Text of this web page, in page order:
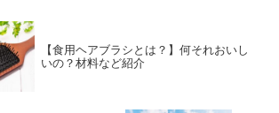
【食用ヘアブラシとは？】何それおいし
いの？材料など紹介